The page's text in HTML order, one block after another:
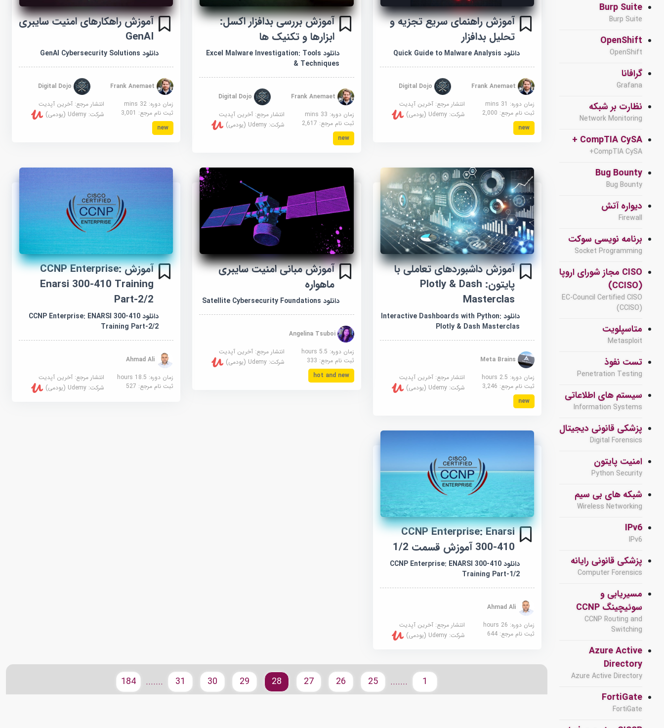
Burp Suite
Burp Suite
OpenShift
OpenShift
گرافانا
Grafana
نظارت بر شبکه
Network Monitoring
CompTIA CySA +
CompTIA CySA+
Bug Bounty
Bug Bounty
دیواره آتش
Firewall
برنامه نویسی سوکت
Socket Programming
CISO مجاز شورای اروپا
(CCISO)
EC-Council Certified CISO
(CCISO)
متاسپلویت
Metasploit
تست نفوذ
Penetration Testing
سیستم های اطلاعاتی
Information Systems
پزشکی قانونی دیجیتال
Digital Forensics
امنیت پایتون
Python Security
شبکه های بی سیم
Wireless Networking
IPv6
IPv6
پزشکی قانونی رایانه
Computer Forensics
مسیریابی و
سوئیچینگ CCNP
CCNP Routing and
Switching
Azure Active
Directory
Azure Active Directory
FortiGate
FortiGate
آموزش راهنمای سریع تجزیه و
تحلیل بدافزار
دانلود Quick Guide to Malware Analysis
Digital Dojo
زمان دوره: 31 mins
انتشار مرجع: آخرین آپدیت
ثبت نام مرجع: 2,000 شرکت: Udemy (یودمی)
new
آموزش بررسی بدافزار اکسل:
ابزارها و تکنیک ها
دانلود Excel Malware Investigation: Tools
& Techniques
Digital Dojo
زمان دوره: 33 mins
انتشار مرجع: آخرین آپدیت
ثبت نام مرجع: 2,617 شرکت: Udemy (یودمی)
new
آموزش راهکارهای امنیت سایبری
GenAI
دانلود GenAI Cybersecurity Solutions
Frank Anemaet
زمان دوره: 32 mins
انتشار مرجع:آخرین آپدیت
ثبت نام مرجع: 3,001 شرکت:Udemy (یودمی)
new
آموزش داشبوردهای تعاملی با
پایتون: Plotly & Dash
Masterclas
دانلود Interactive Dashboards with Python:
Plotly & Dash Masterclas
زمان دوره: 2.5 hours
انتشار مرجع: آخرین آپدیت
ثبت نام مرجع: 3,246 شرکت: Udemy (یودمی)
new
آموزش مبانی امنیت سایبری
ماهواره
دانلود Satellite Cybersecurity Foundations
Angelina Tsuboi
زمان دوره: 5.5 hours
انتشار مرجع: آخرین آپدیت
ثبت نام مرجع: 333 شرکت: Udemy (یودمی)
hot and new
آموزش CCNP Enterprise:
Enarsi 300-410 Training
Part-2/2
دانلود CCNP Enterprise: ENARSI 300-410
Training Part-2/2
زمان دوره: 18.5 hours
انتشار مرجع:آخرین آپدیت
ثبت نام مرجع: 527 شرکت:Udemy (یودمی)
CCNP Enterprise: Enarsi
300-410 آموزش قسمت 1/2
دانلود CCNP Enterprise: ENARSI 300-410
Training Part-1/2
زمان دوره: 26 hours
انتشار مرجع: آخرین آپدیت
ثبت نام مرجع: 644 شرکت: Udemy (یودمی)
1
.......
25
26
27
28
29
30
31
.......
184